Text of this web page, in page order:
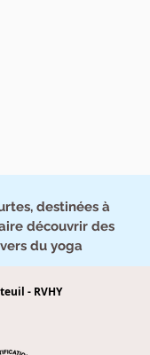
destinées à
découvrir des
du yoga
- RVHY